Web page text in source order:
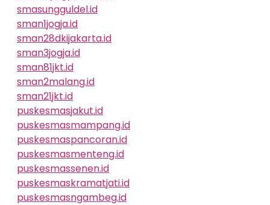
smasungguldel.id
sman1jogja.id
sman28dkijakarta.id
sman3jogja.id
sman81jkt.id
sman2malang.id
sman21jkt.id
puskesmasjakut.id
puskesmasmampang.id
puskesmaspancoran.id
puskesmasmenteng.id
puskesmassenen.id
puskesmaskramatjati.id
puskesmasngambeg.id